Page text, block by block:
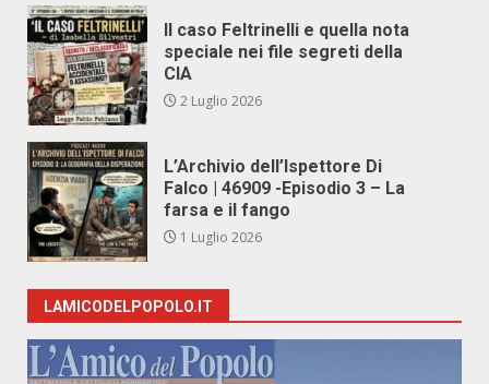
Il caso Feltrinelli e quella nota
speciale nei file segreti della
CIA
2 Luglio 2026
L’Archivio dell’Ispettore Di
Falco | 46909 -Episodio 3 – La
farsa e il fango
1 Luglio 2026
LAMICODELPOPOLO.IT